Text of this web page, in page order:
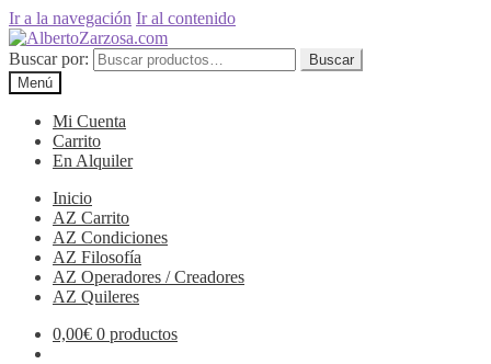
Ir a la navegación Ir al contenido
Buscar por:
Buscar
Menú
Mi Cuenta
Carrito
En Alquiler
Inicio
AZ Carrito
AZ Condiciones
AZ Filosofía
AZ Operadores / Creadores
AZ Quileres
0,00€ 0 productos